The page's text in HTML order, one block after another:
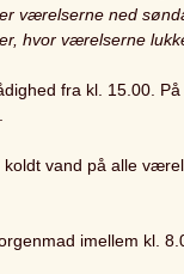
værelserne ned
hvor værelserne
fra kl. 15.00.
vand på alle
imellem kl.